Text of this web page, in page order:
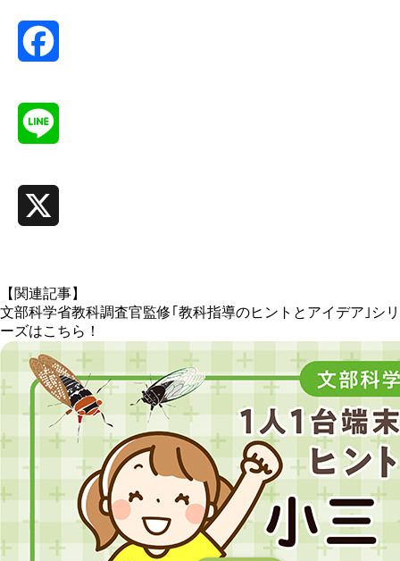
【関連記事】
文部科学省教科調査官監修｢教科指導のヒントとアイデア｣シリ
ーズはこちら！